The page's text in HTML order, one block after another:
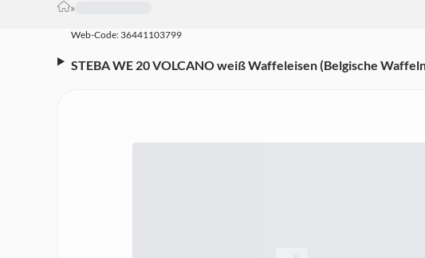
»
Web-Code: 36441103799
STEBA WE 20 VOLCANO weiß Waffeleisen (Belgische